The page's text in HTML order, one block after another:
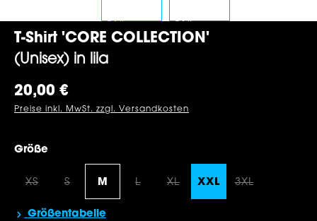
T-Shirt 'CORE COLLECTION'
(Unisex) in lila
Regulärer Preis:
20,00 €
Preise inkl. MwSt. zzgl. Versandkosten
Größeauswählen
XS S M L XL XXL 3XL
Größentabelle